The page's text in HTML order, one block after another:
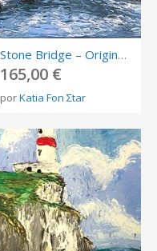
Stone Bridge – Original Acrylic Painting on Stretched Canvas | 18 × 24 cm | OOAK
165,00 €
porKatia Fon Σtar